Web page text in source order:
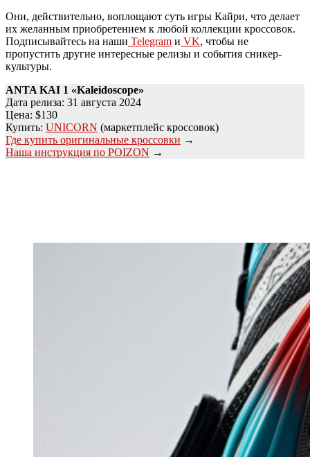
Они, действительно, воплощают суть игры Кайри, что делает
их желанным приобретением к любой коллекции кроссовок.
Подписывайтесь на наши Telegram и VK, чтобы не
пропустить другие интересные релизы и события сникер-
культуры.
ANTA KAI 1 «Kaleidoscope»
Дата релиза: 31 августа 2024
Цена: $130
Купить: UNICORN (маркетплейс кроссовок)
Где купить оригинальные кроссовки →
Наша инструкция по POIZON →